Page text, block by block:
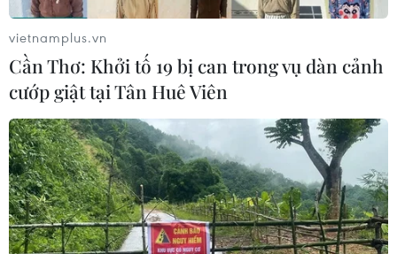
Xuất hiện áp thấp nhiệt đới trên khu
vực vịnh Bắc Bộ
07/08/2026 03:54
Lào Cai khẩn trương tìm kiếm 2
người mất tích do mưa lũ
07/08/2026 03:04
vietnamplus.vn
Cần Thơ: Khởi tố 19 bị can trong vụ dàn cảnh
cướp giật tại Tân Huê Viên